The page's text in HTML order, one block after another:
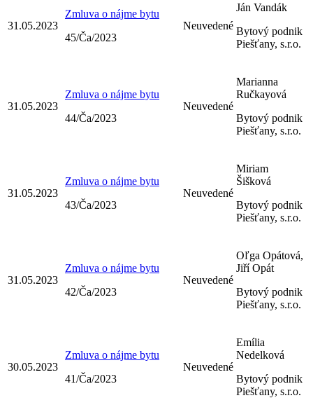
31.05.2023
Zmluva o nájme bytu
45/Ča/2023
Neuvedené
Ján Vandák
Bytový podnik
Piešťany, s.r.o.
31.05.2023
Zmluva o nájme bytu
44/Ča/2023
Neuvedené
Marianna
Ručkayová
Bytový podnik
Piešťany, s.r.o.
31.05.2023
Zmluva o nájme bytu
43/Ča/2023
Neuvedené
Miriam
Šišková
Bytový podnik
Piešťany, s.r.o.
31.05.2023
Zmluva o nájme bytu
42/Ča/2023
Neuvedené
Oľga Opátová,
Jiří Opát
Bytový podnik
Piešťany, s.r.o.
30.05.2023
Zmluva o nájme bytu
41/Ča/2023
Neuvedené
Emília
Nedelková
Bytový podnik
Piešťany, s.r.o.